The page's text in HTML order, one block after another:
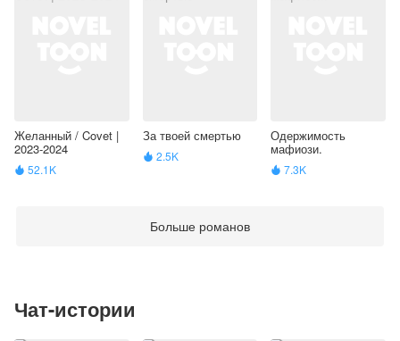
Желанный / Covet |
2023-2024
 52.1K
За твоей смертью
 2.5K
Одержимость
мафиози.
 7.3K
Больше романов
Чат-истории